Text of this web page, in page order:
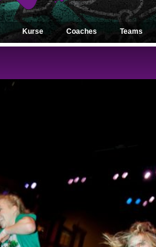
Kurse Coaches Teams